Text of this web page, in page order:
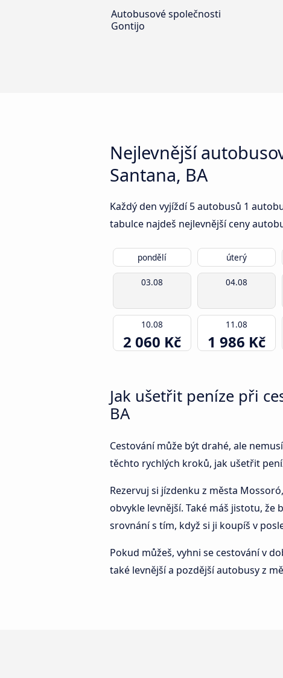
Autobusové společnosti
Gontijo
Nejlevnější
Santana, BA
Každý den vyjíždí 5 autobusů 1
tabulce najdeš nejlevnější ceny
pondělí úterý
03.08 04.08
10.08
2 060 Kč
11.08
1 986 Kč
Jak ušetřit peníze při
BA
Cestování může být drahé, ale
těchto rychlých kroků, jak ušetřit
Rezervuj si jízdenku z města
obvykle levnější. Také máš jistotu, že
srovnání s tím, když si ji koupíš v
Pokud můžeš, vyhni se cestování v
také levnější a pozdější autobusy z